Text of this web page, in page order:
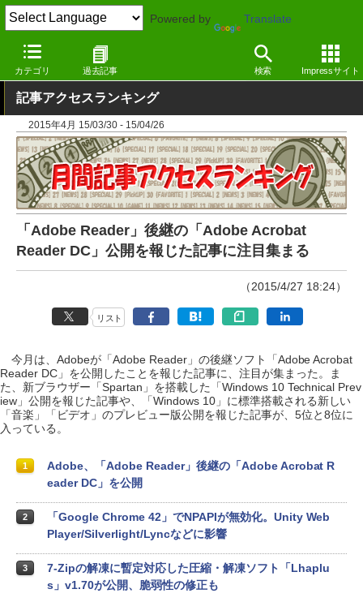
Powered by Translate
カテゴリ 過去記事 検索 Impressサイト
窓の杜 その他の話題
記事アクセスランキング
2015年4月 15/03/30 - 15/04/26
「Adobe Reader」後継の「Adobe Acrobat
Reader DC」公開を報じた記事に注目集まる
（2015/4/27 18:24）
リスト
今月は、Adobeが「Adobe Reader」の後継ソフト「Adobe Acrobat
Reader DC」を公開したことを報じた記事に、注目が集まった。ま
た、新ブラウザー「Spartan」を搭載した「Windows 10 Technical Prev
iew」公開を報じた記事や、「Windows 10」に標準搭載される新しい
「音楽」「ビデオ」のプレビュー版公開を報じた記事が、5位と8位に
入っている。
1
Adobe、「Adobe Reader」後継の「Adobe Acrobat R
eader DC」を公開
2
「Google Chrome 42」でNPAPIが無効化。Unity Web
Player/Silverlight/Lyncなどに影響
3
7-Zipの解凍に暫定対応した圧縮・解凍ソフト「Lhaplu
s」v1.70が公開、脆弱性の修正も